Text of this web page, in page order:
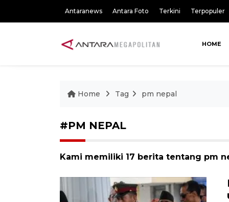
Antaranews Antara Foto Terkini Terpopuler
HOME
Home Tag pm nepal
#PM NEPAL
Kami memiliki 17 berita tentang pm